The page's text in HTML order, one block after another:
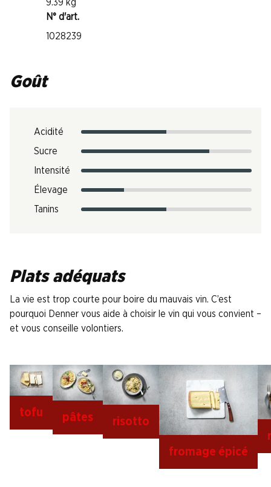
9.39 kg
N° d'art.
1028239
Goût
Acidité
Sucre
Intensité
Élevage
Tanins
Plats adéquats
La vie est trop courte pour boire du mauvais vin. C’est
pourquoi Denner vous aide à choisir le vin qui vous convient –
et vous conseille volontiers.
tofu pâtes risotto
fromage épicé